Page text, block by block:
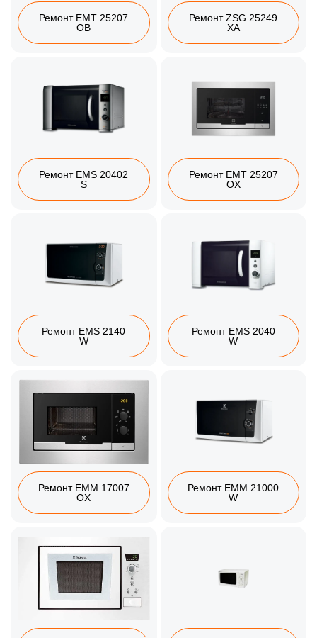
Ремонт EMT 25207
OB
Ремонт ZSG 25249
XA
Ремонт EMS 20402
S
Ремонт EMT 25207
OX
Ремонт EMS 2140
W
Ремонт EMS 2040
W
Ремонт EMM 17007
OX
Ремонт EMM 21000
W